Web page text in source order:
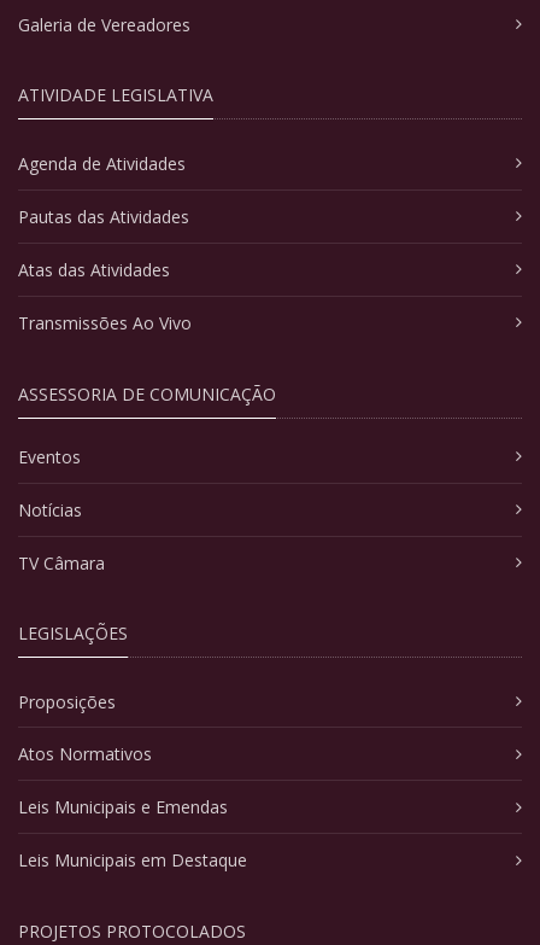
Galeria de Vereadores
ATIVIDADE LEGISLATIVA
Agenda de Atividades
Pautas das Atividades
Atas das Atividades
Transmissões Ao Vivo
ASSESSORIA DE COMUNICAÇÃO
Eventos
Notícias
TV Câmara
LEGISLAÇÕES
Proposições
Atos Normativos
Leis Municipais e Emendas
Leis Municipais em Destaque
PROJETOS PROTOCOLADOS